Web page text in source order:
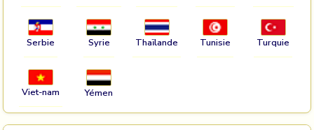
Serbie Syrie Thaïlande Tunisie Turquie
Viet-nam Yémen